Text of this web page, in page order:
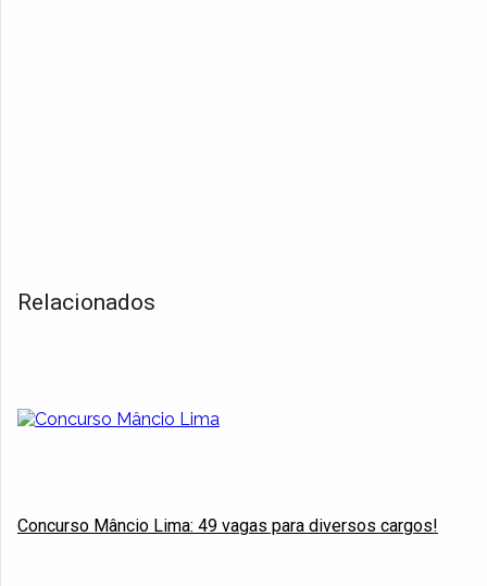
Relacionados
Concurso Mâncio Lima: 49 vagas para diversos cargos!